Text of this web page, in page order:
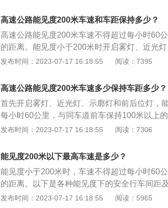
中行车频繁平和缓踩刹车，一是可以控制车速
面的车辆注意保持车距。注意限速行驶：当能
眩目近光灯、示宽灯和尾灯，时速不得超过80
上。能见度在200—100米时，必须开启雾灯和
速不超过60公里，行车间距保持在100米以上
时为特浓雾，必须按规定开启雾灯和防眩目近
的原则下，驶离雾区，但时速不得超过20公里
散后再行车。
高速公路能见度200米车速和车距保持多少？
高速公路能见度200米车速不得超过每小时60
的距离。能见度小于200米时开启雾灯、近光
超过每小时60公里，与同车道前车保持100米
40公里，与同车道前车保持50米以上的距离；
光灯、示廓灯、前后位灯和危险报警闪光灯，
最近的出口尽快驶离高速公路。处罚方法：低
高速公路上不按规定行驶的；一次记6分。
发布时间：2023-07-17 16:18:55 阅读：7395
高速公路能见度200米车速多少保持车距多少？
首先开启雾灯、近光灯、示廓灯和前后位灯，
每小时60公里，与同车道前车保持100米以上
驶，遇有雾、雨、雪、沙尘、冰雹等低能见度
高速公路上行驶，遇到低能见度气象条件时，
过每小时20公里，并从最近的出口尽快驶离高
发布时间：2023-07-17 16:18:55 阅读：7306
能见度200米以下最高车速是多少？
能见度小于200米时，车速不得超过每小时60
的距离。以下是各种能见度下的安全行车间距
小于500米大于200米时，必须开启近光灯、示
发布时间：2023-07-17 16:18:55 阅读：5965